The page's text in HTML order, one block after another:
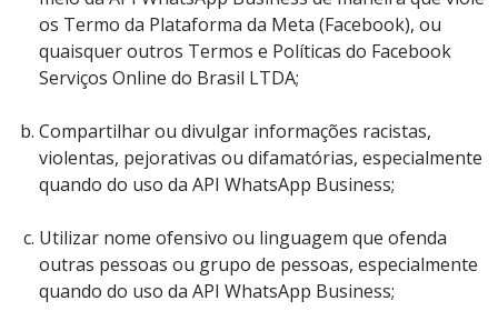
os Termo da Plataforma da Meta (Facebook), ou
quaisquer outros Termos e Políticas do Facebook
Serviços Online do Brasil LTDA;
Compartilhar ou divulgar informações racistas,
violentas, pejorativas ou difamatórias, especialmente
quando do uso da API WhatsApp Business;
Utilizar nome ofensivo ou linguagem que ofenda
outras pessoas ou grupo de pessoas, especialmente
quando do uso da API WhatsApp Business;